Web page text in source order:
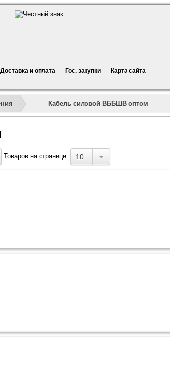
Доставка и оплата Гос. закупки Карта сайта
»» Кабель силовой ВББШВ оптом
Товаров на странице: 10